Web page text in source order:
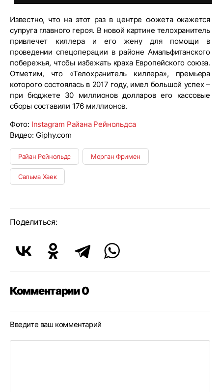
Известно, что на этот раз в центре сюжета окажется
супруга главного героя. В новой картине телохранитель
привлечет киллера и его жену для помощи в
проведении спецоперации в районе Амальфитанского
побережья, чтобы избежать краха Европейского союза.
Отметим, что «Телохранитель киллера», премьера
которого состоялась в 2017 году, имел большой успех –
при бюджете 30 миллионов долларов его кассовые
сборы составили 176 миллионов.
Фото: Instagram Райана Рейнольдса
Видео: Giphy.com
Райан Рейнольдс Морган Фримен
Сальма Хаек
Поделиться:
Комментарии 0
Введите ваш комментарий